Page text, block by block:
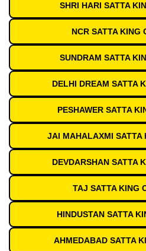
SHRI HARI SATTA
NCR SATTA KING
SUNDRAM SATTA
DELHI DREAM SATTA
PESHAWER SATTA
JAI MAHALAXMI SATTA
DEVDARSHAN SATTA
TAJ SATTA KING
HINDUSTAN SATTA
AHMEDABAD SATTA